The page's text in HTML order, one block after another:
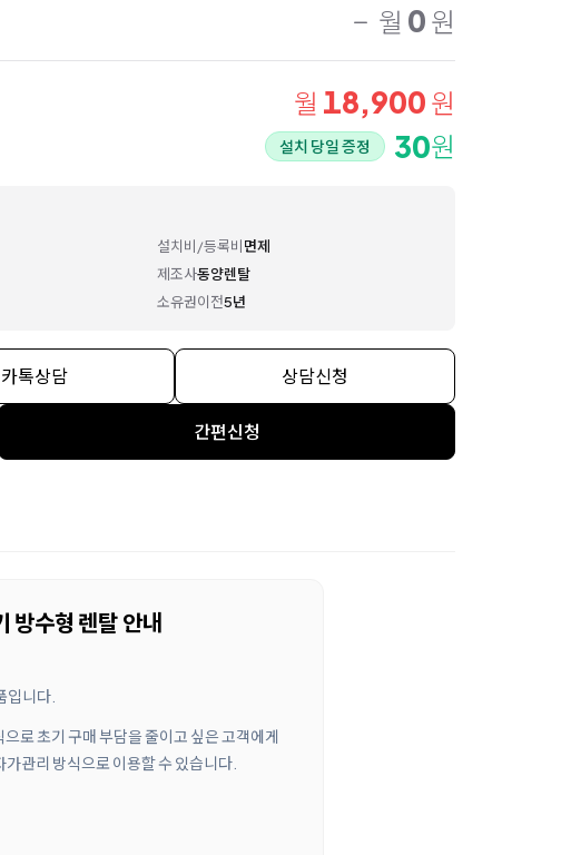
월 0 원
월 18,900 원
설치 당일 증정 30원
설치비/등록비면제
제조사동양렌탈
소유권이전5년
카톡상담 상담신청
간편신청
방수형 렌탈 안내
입니다.
로 초기 구매 부담을 줄이고 싶은 고객에게
관리 방식으로 이용할 수 있습니다.